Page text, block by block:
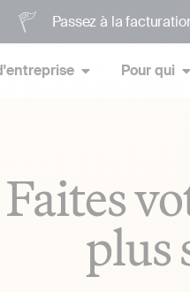
Passez à la
Pour qui
Faites
plus